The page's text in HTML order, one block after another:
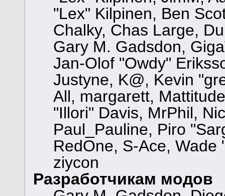
"Lex" Kilpinen, Ben
Chalky, Chas Large,
Gary M. Gadsdon,
Jan-Olof "Owdy"
Justyne, K@, Kevin
All, margarett,
"Illori" Davis, MrPhil,
Paul_Pauline, Piro
RedOne, S-Ace,
ziycon
Разработчикам модов